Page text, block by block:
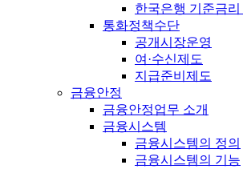
한국은행 기준금리
통화정책수단
공개시장운영
여·수신제도
지급준비제도
금융안정
금융안정업무 소개
금융시스템
금융시스템의 정의
금융시스템의 기능